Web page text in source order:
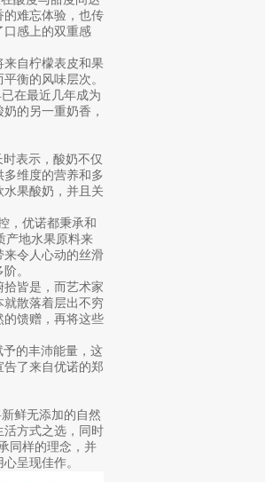
的难忘体验，也传
口感上的双重感
自柠檬表皮和果
衡的风味层次。
在最近几年成为
的另一重奶香，
表示，酸奶不仅
多维度的营养和多
果酸奶，并且关
，优诺都秉承和
产地水果原料来
来令人心动的丝滑
。
皆是，而艺术家
就散落着层出不穷
的馈赠，再将这些
的丰沛能量，这
了来自优诺的郑
鲜无添加的自然
活方式之选，同时
同样的理念，并
呈现佳作。